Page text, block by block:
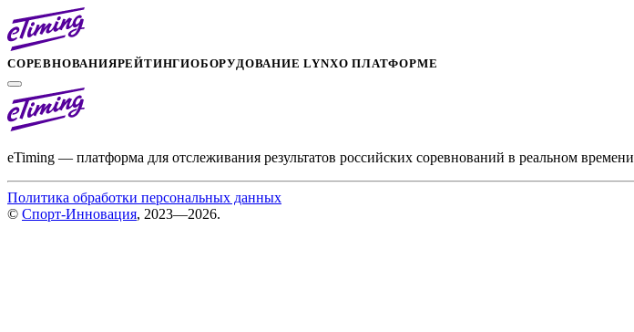
СОРЕВНОВАНИЯРЕЙТИНГИОБОРУДОВАНИЕ LYNXО ПЛАТФОРМЕ
eTiming — платформа для отслеживания результатов российских соревнований в реальном времени
Политика обработки персональных данных
© Спорт-Инновация, 2023—2026.